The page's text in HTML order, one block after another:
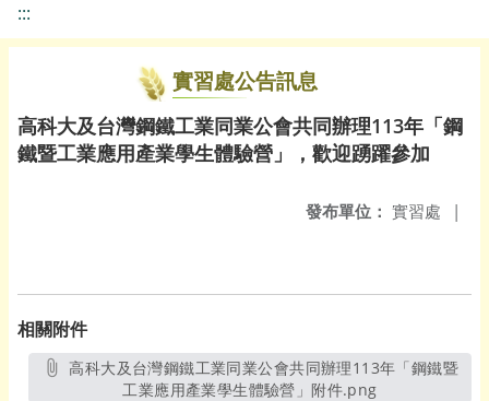
:::
實習處公告訊息
高科大及台灣鋼鐵工業同業公會共同辦理113年「鋼
鐵暨工業應用產業學生體驗營」，歡迎踴躍參加
發布單位： 實習處 |
相關附件
高科大及台灣鋼鐵工業同業公會共同辦理113年「鋼鐵暨
工業應用產業學生體驗營」附件.png